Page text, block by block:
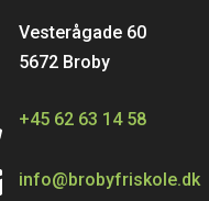
Vesterågade 60
5672 Broby
+45 62 63 14 58
info@brobyfriskole.dk